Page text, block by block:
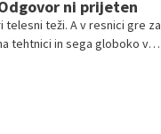
ni prijeten
teži. A v resnici gre za
tehtnici in sega globoko v